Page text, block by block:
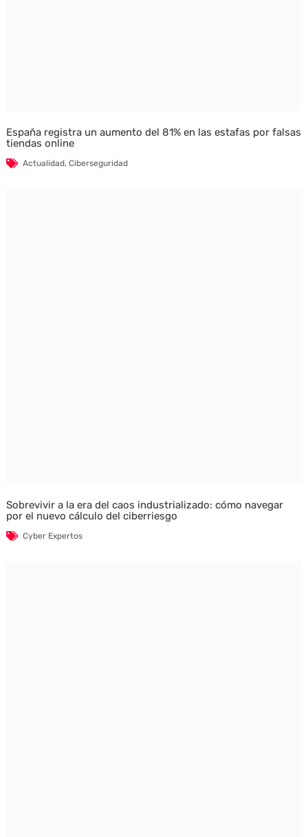
España registra un aumento del 81% en las estafas por falsas
tiendas online
Actualidad, Ciberseguridad
Sobrevivir a la era del caos industrializado: cómo navegar
por el nuevo cálculo del ciberriesgo
Cyber Expertos